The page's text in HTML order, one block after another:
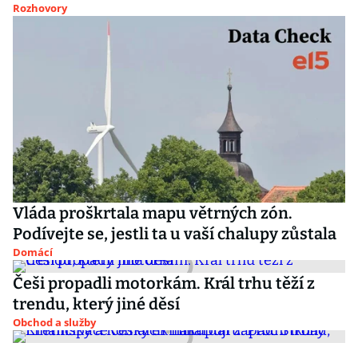
Rozhovory
Vláda proškrtala mapu větrných zón.
Podívejte se, jestli ta u vaší chalupy zůstala
Domácí
Češi propadli motorkám. Král trhu těží z
trendu, který jiné děsí
Obchod a služby